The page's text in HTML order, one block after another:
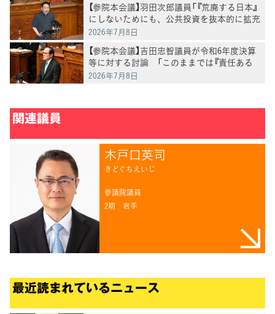
【参院本会議】羽田次郎議員「『荒廃する日本』
にしないためにも、公共投資を抜本的に拡充
する必要がある」
2026年7月8日
【参院本会議】吉田忠智議員が令和6年度決算
等に対する討論 「このままでは『責任ある
積極財政』ではなく『無責任な放漫財政』」
2026年7月8日
関連議員
木戸口英司
きどぐちえいじ
参議院議員
2期 岩手
最近読まれているニュース